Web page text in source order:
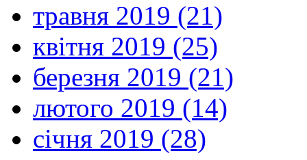
травня 2019 (21)
квітня 2019 (25)
березня 2019 (21)
лютого 2019 (14)
січня 2019 (28)